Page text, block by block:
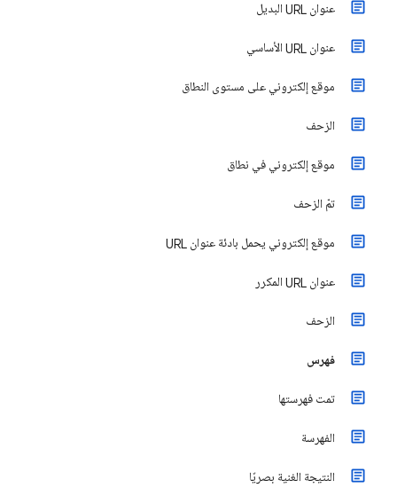
عنوان URL البديل
عنوان URL الأساسي
موقع إلكتروني على مستوى النطاق
الزحف
موقع إلكتروني في نطاق
تمّ الزحف
موقع إلكتروني يحمل بادئة عنوان URL
عنوان URL المكرر
الزحف
فهرس
تمت فهرستها
الفهرسة
النتيجة الغنية بصريًا